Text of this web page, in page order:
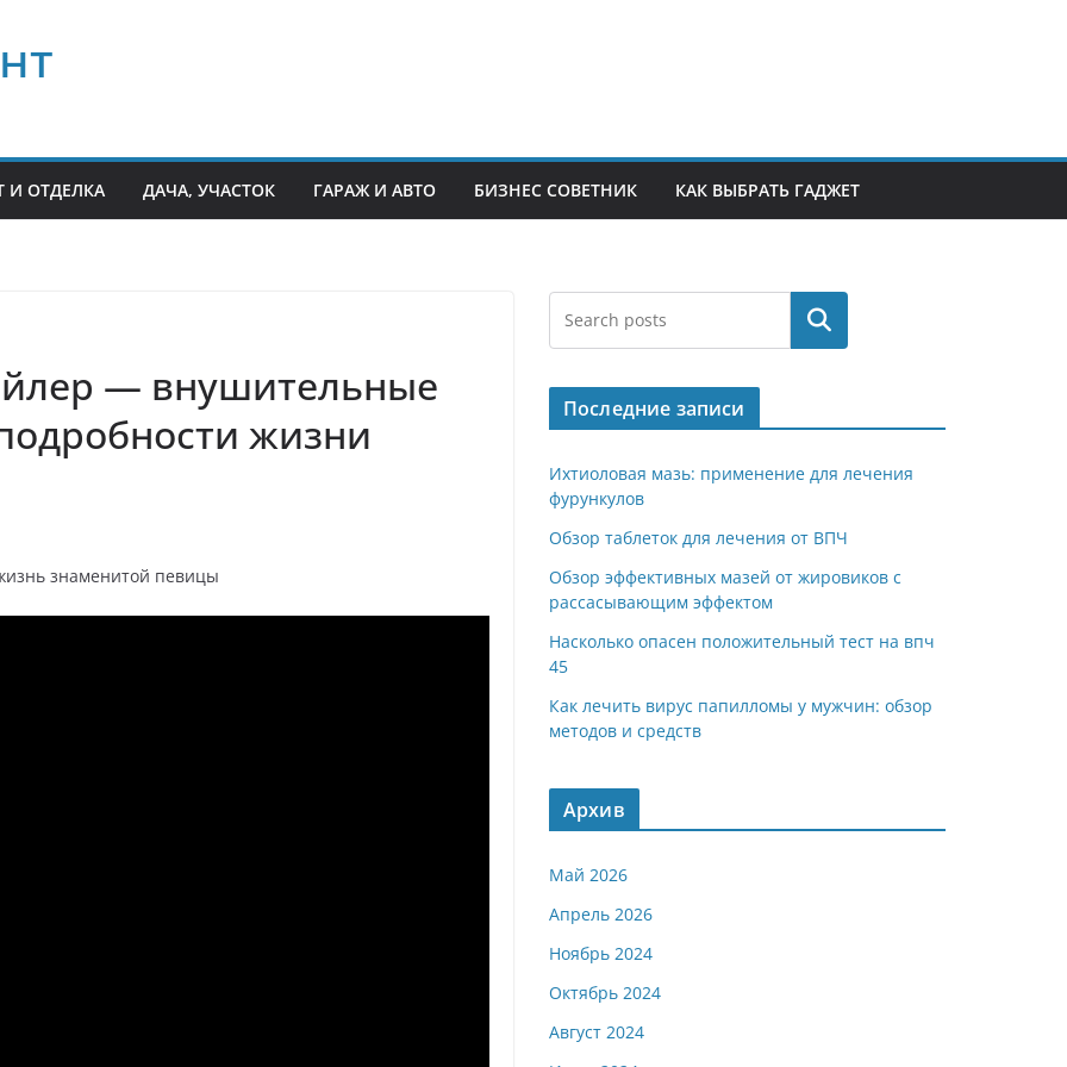
И ОТДЕЛКА ДАЧА, УЧАСТОК ГАРАЖ И АВТО БИЗНЕС СОВЕТНИК КАК ВЫБРАТЬ ГАДЖЕТ
— внушительные
жизни
Поиск
Последние записи
Ихтиоловая мазь: применение для лечения
фурункулов
Обзор таблеток для лечения от ВПЧ
Обзор эффективных мазей от жировиков с
рассасывающим эффектом
Насколько опасен положительный тест на впч
45
Как лечить вирус папилломы у мужчин: обзор
методов и средств
Архив
Май 2026
Апрель 2026
Ноябрь 2024
Октябрь 2024
Август 2024